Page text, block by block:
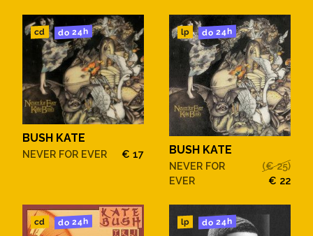
cd do 24h
BUSH KATE
NEVER FOR EVER € 17
lp do 24h
BUSH KATE
NEVER FOR
EVER
(€ 25)
€ 22
cd do 24h lp do 24h